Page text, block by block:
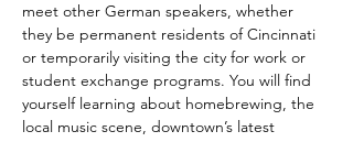
meet other German speakers, whether
they be permanent residents of Cincinnati
or temporarily visiting the city for work or
student exchange programs. You will find
yourself learning about homebrewing, the
local music scene, downtown’s latest